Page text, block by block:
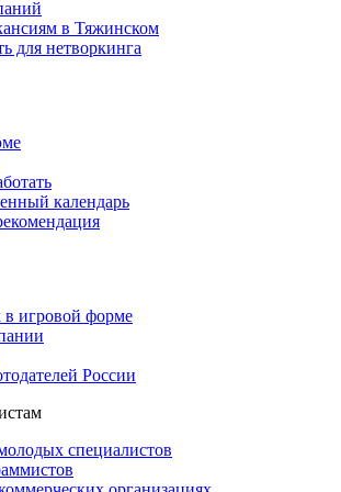
в Тяжинском
для нетворкинга
календарь
игровой форме
России
специалистов